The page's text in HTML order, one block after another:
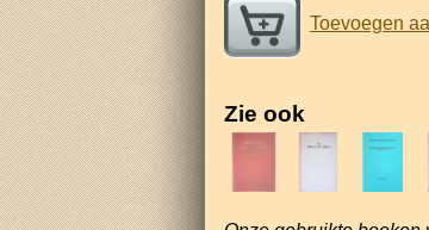
Toevoegen
Zie ook